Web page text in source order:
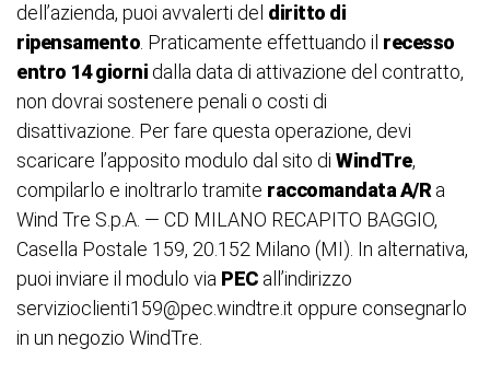
dell’azienda, puoi avvalerti del diritto di
ripensamento . Praticamente effettuando il recesso
entro 14 giorni dalla data di attivazione del contratto,
non dovrai sostenere penali o costi di
disattivazione. Per fare questa operazione, devi
scaricare l’apposito modulo dal sito di WindTre,
compilarlo e inoltrarlo tramite raccomandata A/R a
Wind Tre S.p.A. — CD MILANO RECAPITO BAGGIO,
Casella Postale 159, 20.152 Milano (MI). In alternativa,
puoi inviare il modulo via PECall’indirizzo
servizioclienti159@pec.windtre.it oppure consegnarlo
in un negozio WindTre.